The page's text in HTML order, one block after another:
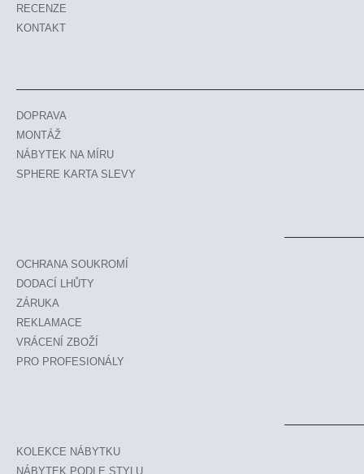
RECENZE
KONTAKT
DOPRAVA
MONTÁŽ
NÁBYTEK NA MÍRU
SPHERE KARTA SLEVY
OCHRANA SOUKROMÍ
DODACÍ LHŮTY
ZÁRUKA
REKLAMACE
VRÁCENÍ ZBOŽÍ
PRO PROFESIONÁLY
KOLEKCE NÁBYTKU
NÁBYTEK PODLE STYLU